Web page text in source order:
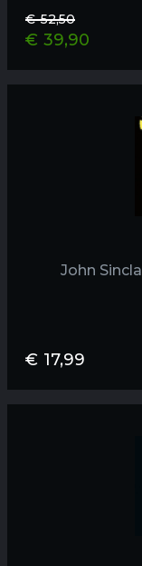
€ 52,50
Ursprünglicher
war:
€ 39,90
ist:
John
€ 17,99